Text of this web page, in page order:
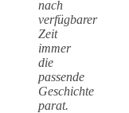
nach
verfügbarer
Zeit
immer
die
passende
Geschichte
parat.